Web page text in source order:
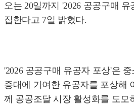
오는 20일까지 '2026 공공구매
집한다고 7일 밝혔다.
'2026 공공구매 유공자 포상'은
증대에 기여한 유공자를 포상해
께 공공조달 시장 활성화를 도모